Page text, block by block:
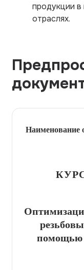
продукции
отраслях.
Наименование
помощью